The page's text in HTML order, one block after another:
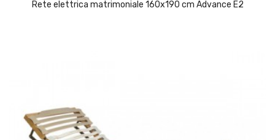
Rete elettrica matrimoniale 160x190 cm Advance E2